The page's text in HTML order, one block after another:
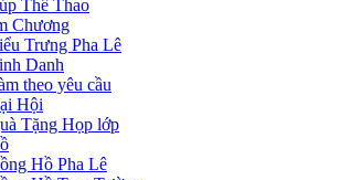
Thể Thao
Chương
Trưng Pha Lê
Danh
theo yêu cầu
Hội
Tặng Họp lớp
Hồ Pha Lê